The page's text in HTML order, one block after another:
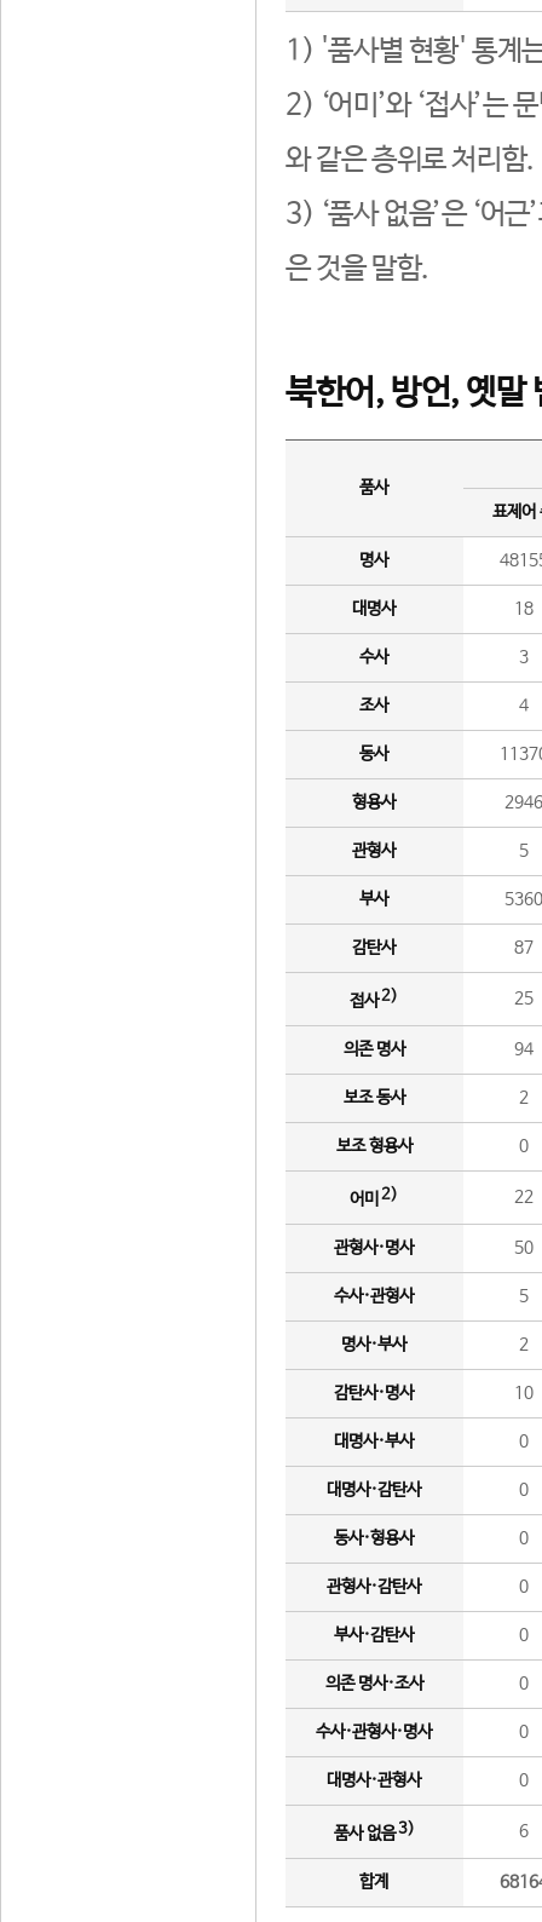
1) '품사별 현황' 통계
2) ‘어미’와 ‘접사’는
와 같은 층위로 처리함.
3) ‘품사 없음’은 ‘어
은 것을 말함.
북한어, 방언, 옛말
품사
표제어
명사
대명사 18
수사 3
조사 4
동사
형용사 2946
관형사 5
부사 5360
감탄사 87
접사2) 25
의존 명사 94
보조 동사 2
보조 형용사 0
어미 2) 22
관형사·명사 50
수사·관형사 5
명사·부사 2
감탄사·명사 10
대명사·부사 0
대명사·감탄사 0
동사·형용사 0
관형사·감탄사 0
부사·감탄사 0
의존 명사·조사 0
수사·관형사·명사 0
대명사·관형사 0
품사 없음3) 6
합계